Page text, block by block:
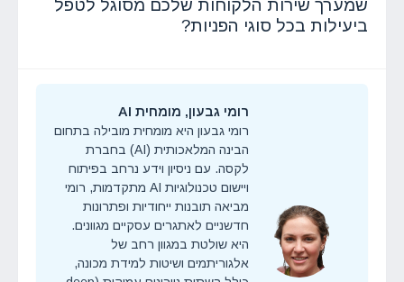
שמערך שירות הלקוחות שלכם מסוגל לטפל
ביעילות בכל סוגי הפניות?
רומי גבעון, מומחית AI
רומי גבעון היא מומחית מובילה בתחום
הבינה המלאכותית (AI) בחברת
לקסה. עם ניסיון וידע נרחב בפיתוח
ויישום טכנולוגיות AI מתקדמות, רומי
מביאה תובנות ייחודיות ופתרונות
חדשניים לאתגרים עסקיים מגוונים.
היא שולטת במגוון רחב של
אלגוריתמים ושיטות למידת מכונה,